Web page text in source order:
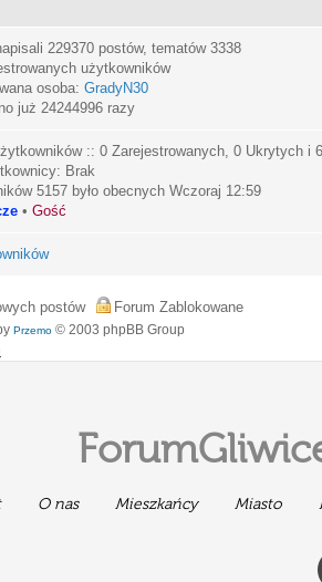
229370 postów, tematów 3338
użytkowników
osoba: GradyN30
już 24244996 razy
:: 0 Zarejestrowanych, 0 Ukrytych i
Brak
5157 było obecnych Wczoraj 12:59
• Gość
postów Forum Zablokowane
Przemo © 2003 phpBB Group
O nas Mieszkańcy Miasto